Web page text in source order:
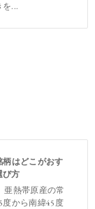
...
柄はどこがおす
び方
亜熱帯原産の常
から南緯45度